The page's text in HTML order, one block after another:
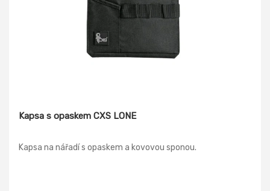
Kapsa s opaskem CXS LONE
Kapsa na nářadí s opaskem a kovovou sponou.